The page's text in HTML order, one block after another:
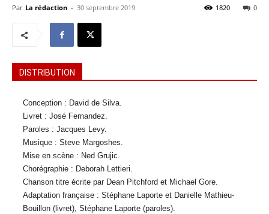
Par La rédaction - 30 septembre 2019 0
1820
DISTRIBUTION
Conception : David de Silva.
Livret : José Fernandez.
Paroles : Jacques Levy.
Musique : Steve Margoshes.
Mise en scène : Ned Grujic.
Chorégraphie : Deborah Lettieri.
Chanson titre écrite par Dean Pitchford et Michael Gore.
Adaptation française : Stéphane Laporte et Danielle Mathieu-
Bouillon (livret), Stéphane Laporte (paroles).